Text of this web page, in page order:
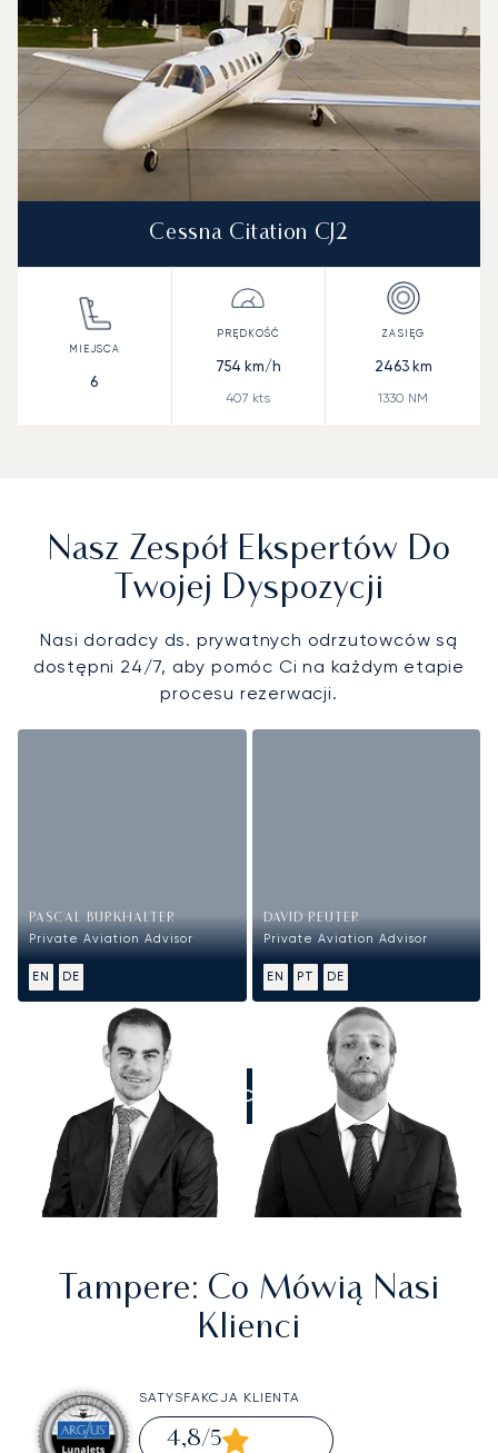
Cessna Citation CJ2
6
754 km/h
407 kts
2463km
1330 NM
Nasz Zespół Ekspertów Do
Twojej Dyspozycji
Nasi doradcy ds. prywatnych odrzutowców są
dostępni 24/7, aby pomóc Ci na każdym etapie
procesu rezerwacji.
PASCAL BURKHALTER
Private Aviation Advisor
EN DE
DAVID REUTER
Private Aviation Advisor
EN PT DE
ZADZWOŃCIE DO NAS
Tampere: Co Mówią Nasi
Klienci
SATYSFAKCJA KLIENTA
4,8/5